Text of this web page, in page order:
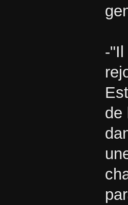
-"Il
de